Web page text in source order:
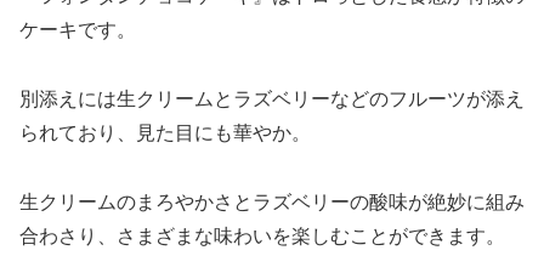
ケーキです。
別添えには生クリームとラズベリーなどのフルーツが添え
られており、見た目にも華やか。
生クリームのまろやかさとラズベリーの酸味が絶妙に組み
合わさり、さまざまな味わいを楽しむことができます。